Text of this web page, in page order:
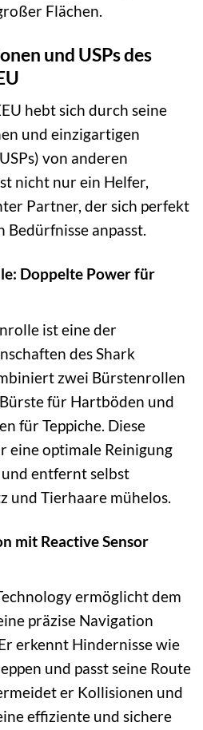
Flächen.
und USPs des
hebt sich durch seine
und einzigartigen
von anderen
nicht nur ein Helfer,
Partner, der sich perfekt
anpasst.
Doppelte Power für
ist eine der
des Shark
zwei Bürstenrollen
für Hartböden und
für Teppiche. Diese
eine optimale Reinigung
entfernt selbst
und Tierhaare mühelos.
mit Reactive Sensor
ermöglicht dem
präzise Navigation
erkennt Hindernisse wie
und passt seine Route
er Kollisionen und
effiziente und sichere